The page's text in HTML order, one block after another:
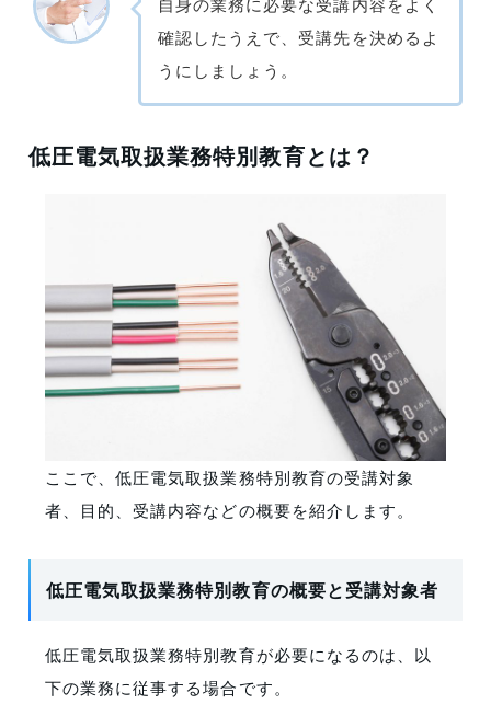
確認したうえで、受講先を決めるよ
うにしましょう。
低圧電気取扱業務特別教育とは？
ここで、低圧電気取扱業務特別教育の受講対象
者、目的、受講内容などの概要を紹介します。
低圧電気取扱業務特別教育の概要と受講対象者
低圧電気取扱業務特別教育が必要になるのは、以
下の業務に従事する場合です。